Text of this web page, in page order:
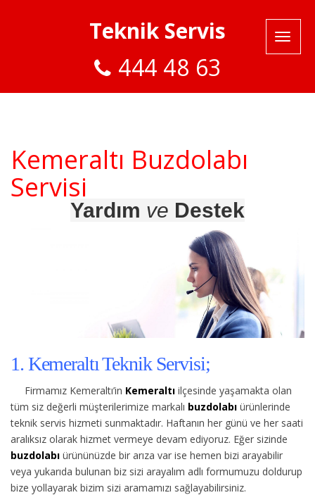
Teknik Servis
444 48 63
Kemeraltı Buzdolabı
Servisi
Yardım ve Destek
1. Kemeraltı Teknik Servisi;
Firmamız Kemeraltı’in Kemeraltı ilçesinde yaşamakta olan
tüm siz değerli müşterilerimize markalı buzdolabı ürünlerinde
teknik servis hizmeti sunmaktadır. Haftanın her günü ve her saati
aralıksız olarak hizmet vermeye devam ediyoruz. Eğer sizinde
buzdolabı ürününüzde bir arıza var ise hemen bizi arayabilir
veya yukarıda bulunan biz sizi arayalım adlı formumuzu doldurup
bize yollayarak bizim sizi aramamızı sağlayabilirsiniz.